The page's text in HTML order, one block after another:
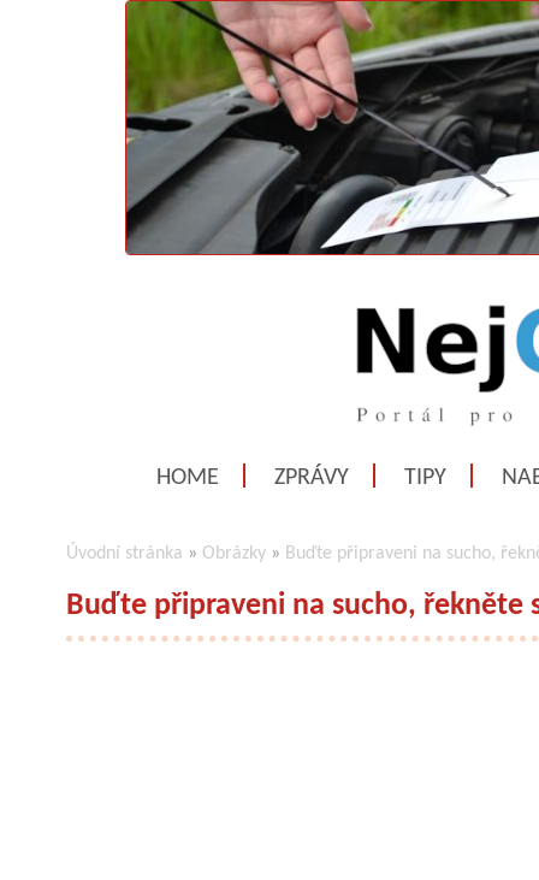
HOME ZPRÁVY TIPY
Úvodní stránka » Obrázky » Buďte připraveni na sucho,
Buďte připraveni na sucho, řekněte